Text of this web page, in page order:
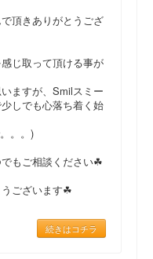
頂きありがとうござ
じ取って頂ける事が
ますが、Smilスミー
しでも心落ち着く始
。。)
もご相談ください☘
ございます☘
続きはコチラ